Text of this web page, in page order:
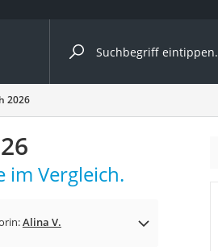
nach Kategorie
2026
im Vergleich.
Alina V.